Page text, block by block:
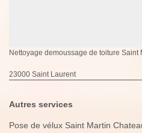
Nettoyage demoussage de toiture Saint
23000 Saint Laurent
Autres services
Pose de vélux Saint Martin